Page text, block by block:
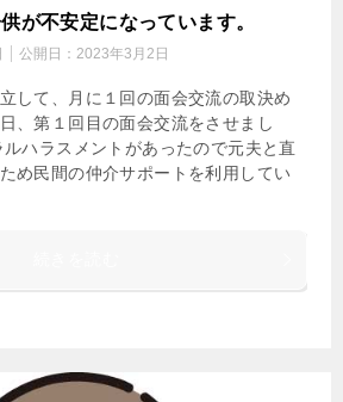
が不安定になっています。
公開日： 2023年3月2日
して、月に１回の面会交流の取決め
、第１回目の面会交流をさせまし
ハラスメントがあったので元夫と直
め民間の仲介サポートを利用してい